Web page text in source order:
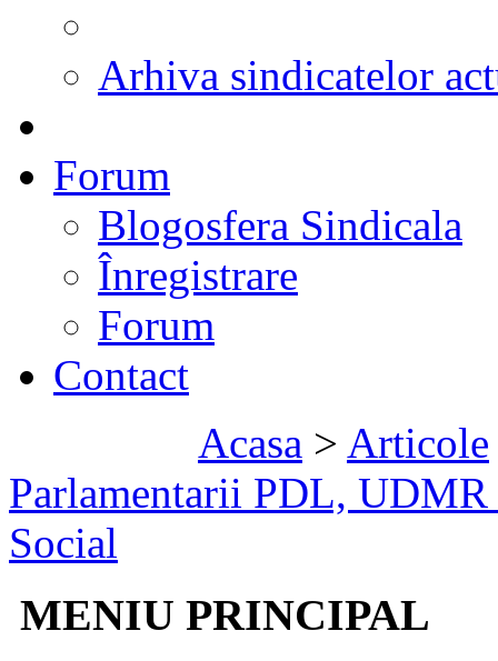
Arhiva sindicatelor
Forum
Blogosfera Sindicala
Înregistrare
Forum
Contact
Acasa > Articole
Parlamentarii PDL,
Social
MENIU PRINCIPAL